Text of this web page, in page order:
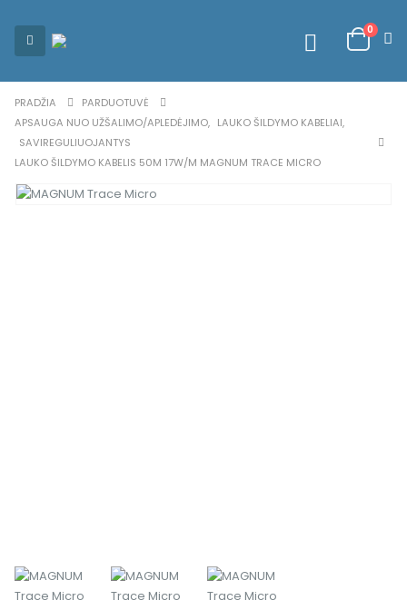
0
PRADŽIA
PARDUOTUVĖ
APSAUGA NUO UŽŠALIMO/APLEDĖJIMO, LAUKO ŠILDYMO KABELIAI,
SAVIREGULIUOJANTYS
LAUKO ŠILDYMO KABELIS 50M 17W/M MAGNUM TRACE MICRO